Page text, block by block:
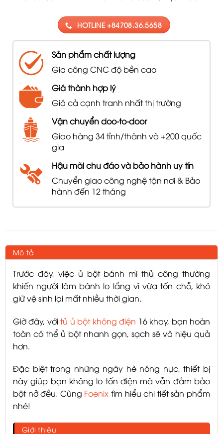
HOTLINE +84708.36.5658
Sản phẩm chất lượng
Gia công CNC độ bền cao
Giá thành hợp lý
Giá cả cạnh tranh nhất thị trường
Vận chuyển doo-to-door
Giao hàng 34 tỉnh/thành và +200 quốc
gia
Hậu mãi chu đáo và bảo hành uy tín
Chuyển giao công nghệ tận nơi & Bảo
hành đến 12 tháng
Mô tả
Trước đây, việc ủ bột bánh mì thủ công thường
khiến người làm bánh lo lắng vì vừa tốn chỗ, khó
giữ vệ sinh lại mất nhiều thời gian.
Giờ đây, vớitủ ủ bột không điện 16 khay, bạn hoàn
toàn có thể ủ bột nhanh gọn, sạch sẽ và hiệu quả
hơn.
Đặc biệt trong những ngày hè nóng nực, thiết bị
này giúp bạn không lo tốn điện mà vẫn đảm bảo
bột nở đều. Cùng Foenix tìm hiểu chi tiết sản phẩm
nhé!
Giới thiệu